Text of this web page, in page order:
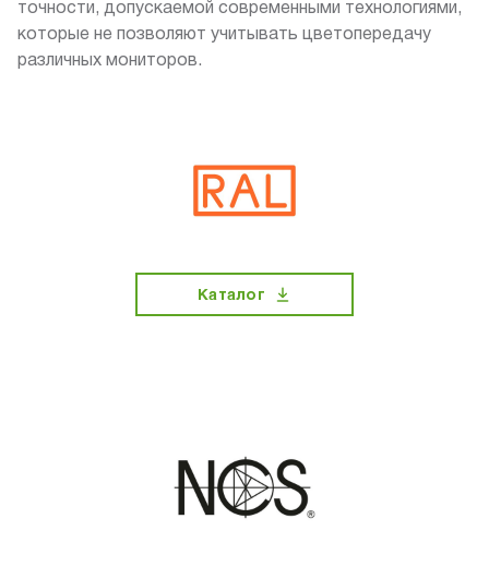
точности, допускаемой современными технологиями,
которые не позволяют учитывать цветопередачу
различных мониторов.
Каталог